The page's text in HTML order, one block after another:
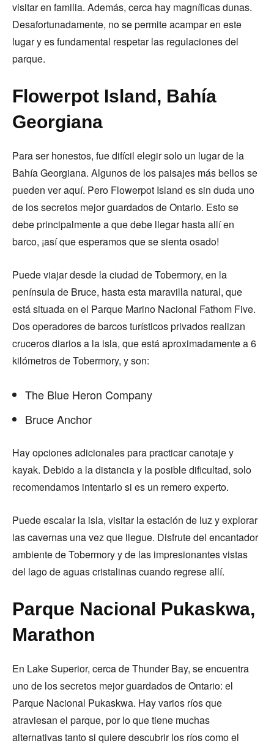
visitar en familia. Además, cerca hay magníficas dunas.
Desafortunadamente, no se permite acampar en este
lugar y es fundamental respetar las regulaciones del
parque.
Flowerpot Island, Bahía
Georgiana
Para ser honestos, fue difícil elegir solo un lugar de la
Bahía Georgiana. Algunos de los paisajes más bellos se
pueden ver aquí. Pero Flowerpot Island es sin duda uno
de los secretos mejor guardados de Ontario. Esto se
debe principalmente a que debe llegar hasta allí en
barco, ¡así que esperamos que se sienta osado!
Puede viajar desde la ciudad de Tobermory, en la
península de Bruce, hasta esta maravilla natural, que
está situada en el Parque Marino Nacional Fathom Five.
Dos operadores de barcos turísticos privados realizan
cruceros diarios a la isla, que está aproximadamente a 6
kilómetros de Tobermory, y son:
The Blue Heron Company
Bruce Anchor
Hay opciones adicionales para practicar canotaje y
kayak. Debido a la distancia y la posible dificultad, solo
recomendamos intentarlo si es un remero experto.
Puede escalar la isla, visitar la estación de luz y explorar
las cavernas una vez que llegue. Disfrute del encantador
ambiente de Tobermory y de las impresionantes vistas
del lago de aguas cristalinas cuando regrese allí.
Parque Nacional Pukaskwa,
Marathon
En Lake Superior, cerca de Thunder Bay, se encuentra
uno de los secretos mejor guardados de Ontario: el
Parque Nacional Pukaskwa. Hay varios ríos que
atraviesan el parque, por lo que tiene muchas
alternativas tanto si quiere descubrir los ríos como el